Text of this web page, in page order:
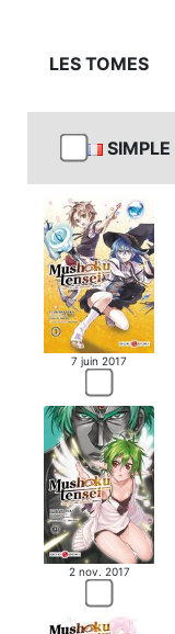
LES TOMES
SIMPLE
7 juin 2017
2 nov. 2017